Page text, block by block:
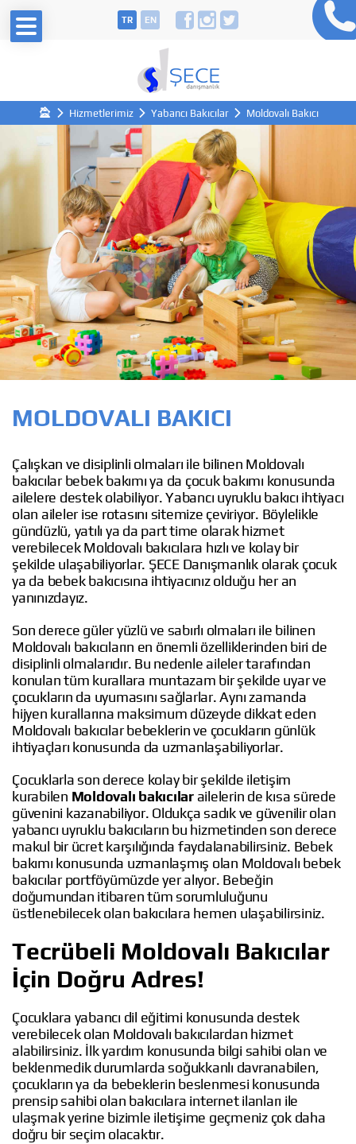
TR EN
Hizmetlerimiz Yabancı Bakıcılar Moldovalı Bakıcı
MOLDOVALI BAKICI
Çalışkan ve disiplinli olmaları ile bilinen Moldovalı
bakıcılar bebek bakımı ya da çocuk bakımı konusunda
ailelere destek olabiliyor. Yabancı uyruklu bakıcı ihtiyacı
olan aileler ise rotasını sitemize çeviriyor. Böylelikle
gündüzlü, yatılı ya da part time olarak hizmet
verebilecek Moldovalı bakıcılara hızlı ve kolay bir
şekilde ulaşabiliyorlar. ŞECE Danışmanlık olarak çocuk
ya da bebek bakıcısına ihtiyacınız olduğu her an
yanınızdayız.
Son derece güler yüzlü ve sabırlı olmaları ile bilinen
Moldovalı bakıcıların en önemli özelliklerinden biri de
disiplinli olmalarıdır. Bu nedenle aileler tarafından
konulan tüm kurallara muntazam bir şekilde uyar ve
çocukların da uyumasını sağlarlar. Aynı zamanda
hijyen kurallarına maksimum düzeyde dikkat eden
Moldovalı bakıcılar bebeklerin ve çocukların günlük
ihtiyaçları konusunda da uzmanlaşabiliyorlar.
Çocuklarla son derece kolay bir şekilde iletişim
kurabilen Moldovalı bakıcılarailelerin de kısa sürede
güvenini kazanabiliyor. Oldukça sadık ve güvenilir olan
yabancı uyruklu bakıcıların bu hizmetinden son derece
makul bir ücret karşılığında faydalanabilirsiniz. Bebek
bakımı konusunda uzmanlaşmış olan Moldovalı bebek
bakıcılar portföyümüzde yer alıyor. Bebeğin
doğumundan itibaren tüm sorumluluğunu
üstlenebilecek olan bakıcılara hemen ulaşabilirsiniz.
Tecrübeli Moldovalı Bakıcılar
İçin Doğru Adres!
Çocuklara yabancı dil eğitimi konusunda destek
verebilecek olan Moldovalı bakıcılardan hizmet
alabilirsiniz. İlk yardım konusunda bilgi sahibi olan ve
beklenmedik durumlarda soğukkanlı davranabilen,
çocukların ya da bebeklerin beslenmesi konusunda
prensip sahibi olan bakıcılara internet ilanları ile
ulaşmak yerine bizimle iletişime geçmeniz çok daha
doğru bir seçim olacaktır.